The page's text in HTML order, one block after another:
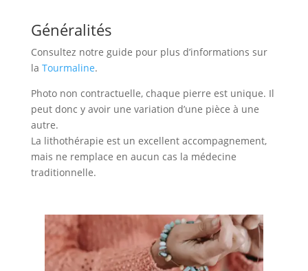
Généralités
Consultez notre guide pour plus d’informations sur
la Tourmaline.
Photo non contractuelle, chaque pierre est unique. Il
peut donc y avoir une variation d’une pièce à une
autre.
La lithothérapie est un excellent accompagnement,
mais ne remplace en aucun cas la médecine
traditionnelle.